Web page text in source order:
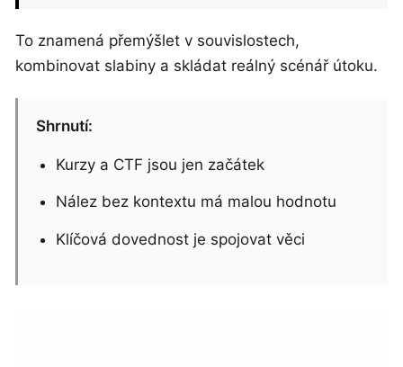
To znamená přemýšlet v souvislostech,
kombinovat slabiny a skládat reálný scénář útoku.
Shrnutí:
Kurzy a CTF jsou jen začátek
Nález bez kontextu má malou hodnotu
Klíčová dovednost je spojovat věci